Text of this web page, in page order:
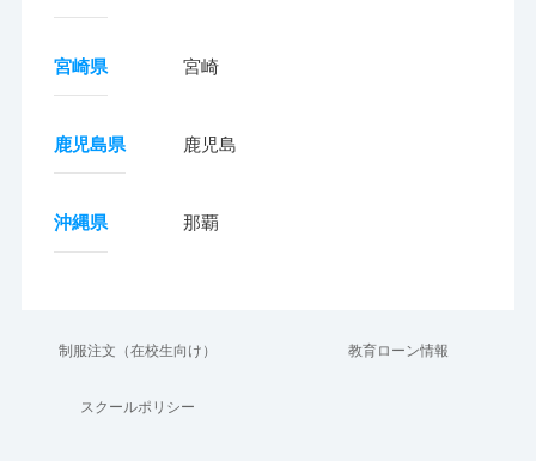
宮崎県 宮崎
鹿児島県 鹿児島
沖縄県 那覇
制服注文（在校生向け） 教育ローン情報
スクールポリシー